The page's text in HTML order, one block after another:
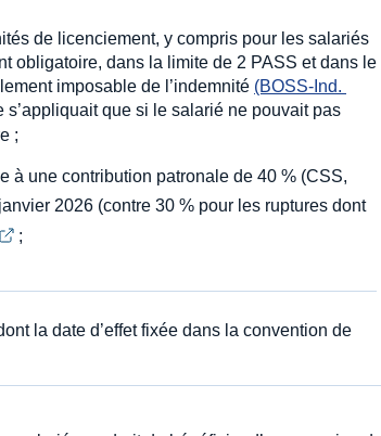
de licenciement, y compris pour les salariés
obligatoire, dans la limite de 2 PASS et dans le
imposable de l’indemnité (BOSS-Ind.
s’appliquait que si le salarié ne pouvait pas
;
à une contribution patronale de 40 % (CSS,
janvier 2026 (contre 30 % pour les ruptures dont
;
la date d’effet fixée dans la convention de